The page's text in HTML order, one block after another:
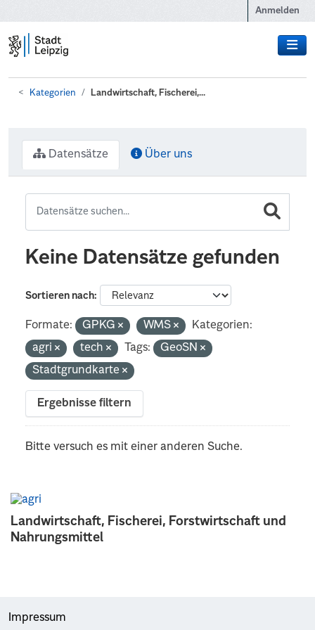
Anmelden
Kategorien Landwirtschaft, Fischerei,...
Landwirtschaft, Fischerei, Forstwirtschaft und
Nahrungsmittel
Datensätze Über uns
Keine Datensätze gefunden
Sortieren nach
Formate: GPKG WMS
Kategorien:
agri
tech Tags:
GeoSN
Stadtgrundkarte
Ergebnisse filtern
Bitte versuch es mit einer anderen Suche.
Impressum